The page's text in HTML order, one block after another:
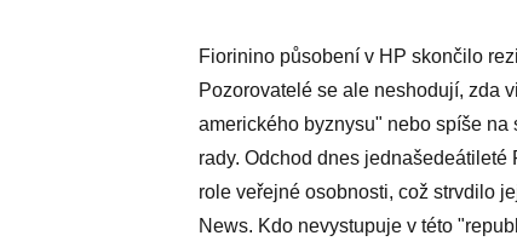
Fiorinino působení v HP skončilo
Pozorovatelé se ale neshodují, zda
amerického byznysu" nebo spíše
rady. Odchod dnes
role veřejné osobnosti, což strvdilo
News. Kdo nevystupuje v této